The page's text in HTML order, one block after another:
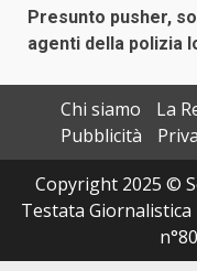
Presunto pusher,
agenti della polizia
Chi siamo
La
Pubblicità
Copyright 2025 ©
Testata